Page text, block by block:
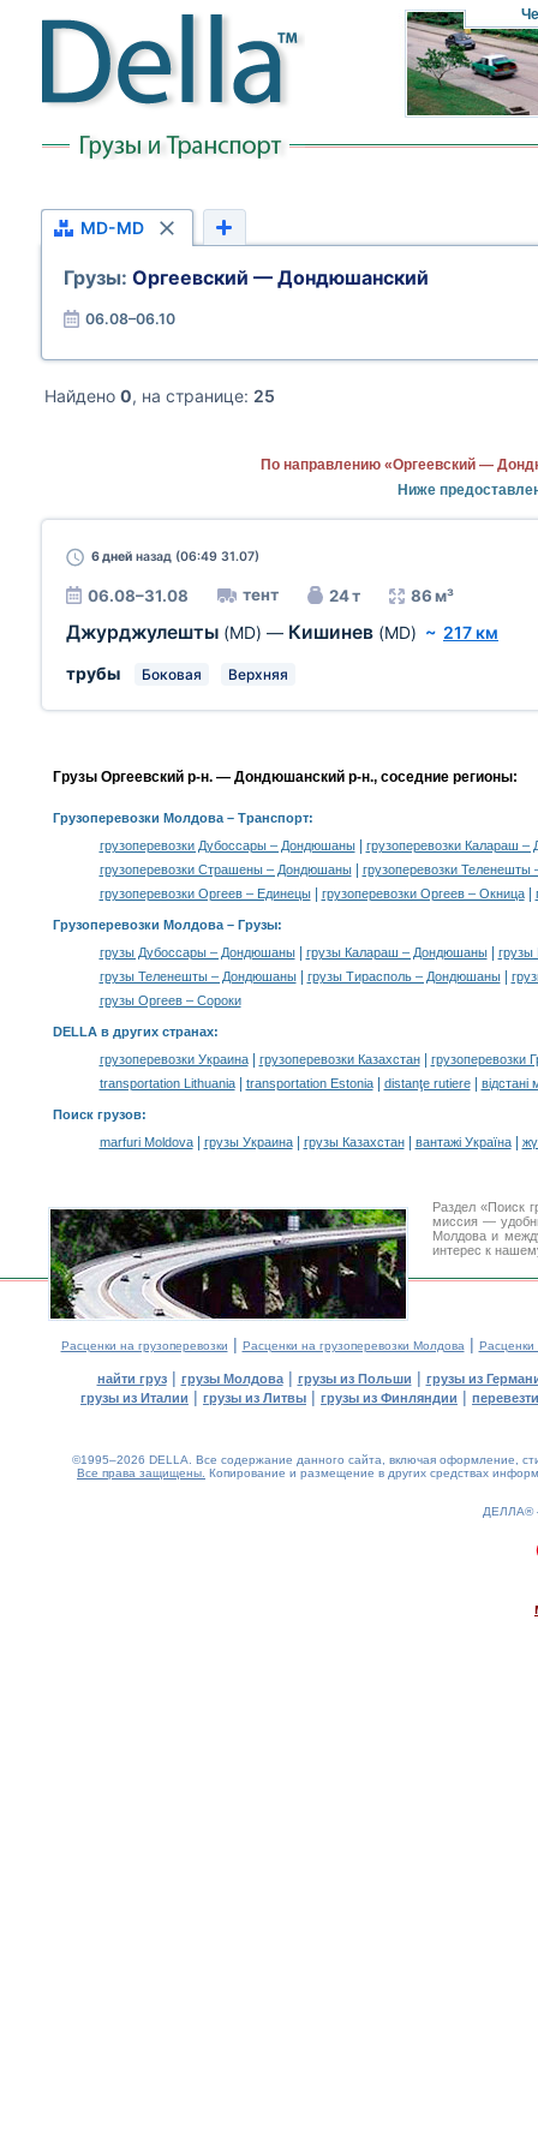
MD-MD
Грузы: Оргеевский — Дондюшанский
06.08–06.10
Найдено 0, на странице: 25
По направлению «Оргеевский —
Ниже
6 дней назад (06:49 31.07)
06.08–31.08 тент 24 т 86 м³
Джурджулешты (MD) — Кишинев (MD) ~ 217 км
трубы
Боковая Верхняя
Грузы Оргеевский р-н. — Дондюшанский р-н., соседние регионы:
Грузоперевозки Молдова– Транспорт:
грузоперевозки Дубоссары – Дондюшаны|
грузоперевозки Калараш
грузоперевозки Страшены – Дондюшаны|
грузоперевозки
грузоперевозки Оргеев – Единецы| грузоперевозки Оргеев – Окница|
Грузоперевозки Молдова – Грузы:
грузы Дубоссары – Дондюшаны| грузы Калараш – Дондюшаны|
грузы Теленешты – Дондюшаны| грузы Тирасполь – Дондюшаны|
грузы Оргеев – Сороки
DELLA в других странах:
грузоперевозки Украина| грузоперевозки Казахстан|
грузоперевозки
transportation Lithuania| transportation Estonia| distanţe rutiere| відстані
Поиск грузов:
marfuri Moldova| грузы Украина| грузы Казахстан| вантажі Україна|
Раздел «Поиск
миссия —
Молдова и
интерес к
Расценки на грузоперевозки | Расценки на грузоперевозки Молдова | Расценки
найти груз| грузы Молдова| грузы из Польши | грузы из
грузы из Италии | грузы из Литвы | грузы из Финляндии |
©1995–2026 DELLA. Все содержание данного сайта, включая оформление,
Все права защищены. Копирование и размещение в других средствах